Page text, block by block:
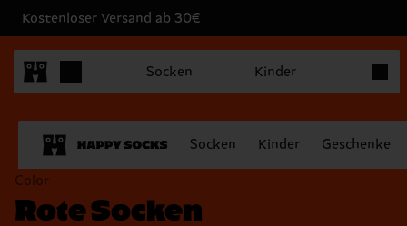
Kostenloser Versand ab 30€
Socken Kinder
Socken Kinder Geschenke
Color
Rote Socken